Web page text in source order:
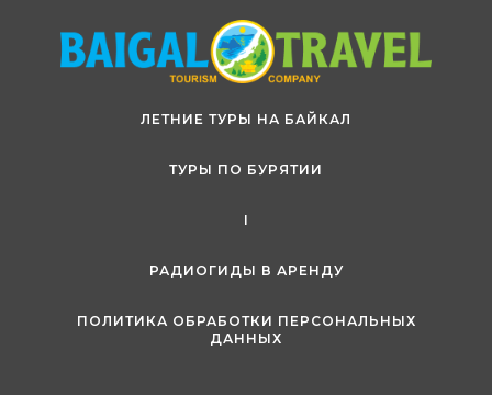
ЛЕТНИЕ ТУРЫ НА БАЙКАЛ
ТУРЫ ПО БУРЯТИИ
I
РАДИОГИДЫ В АРЕНДУ
ПОЛИТИКА ОБРАБОТКИ ПЕРСОНАЛЬНЫХ
ДАННЫХ